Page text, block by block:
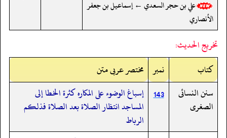
علي بن حجر السعدي ← إسماعيل بن جعفر
الأنصاري
تخريج الحديث:
کتاب
نمبر مختصر عربی متن
سنن النسائى
الصغرى
143 إسباغ الوضوء على المكاره كثرة الخطا إلى
المساجد انتظار الصلاة بعد الصلاة فذلكم
الرباط